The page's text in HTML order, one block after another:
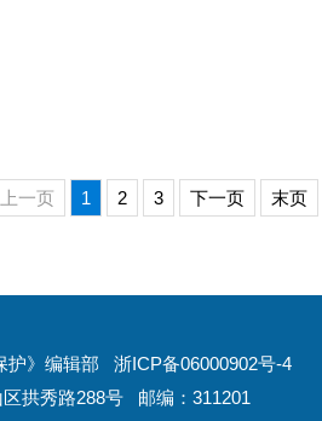
上一页 1 2 3 下一页 末页
护》编辑部 浙ICP备06000902号-4
拱秀路288号
邮编：311201